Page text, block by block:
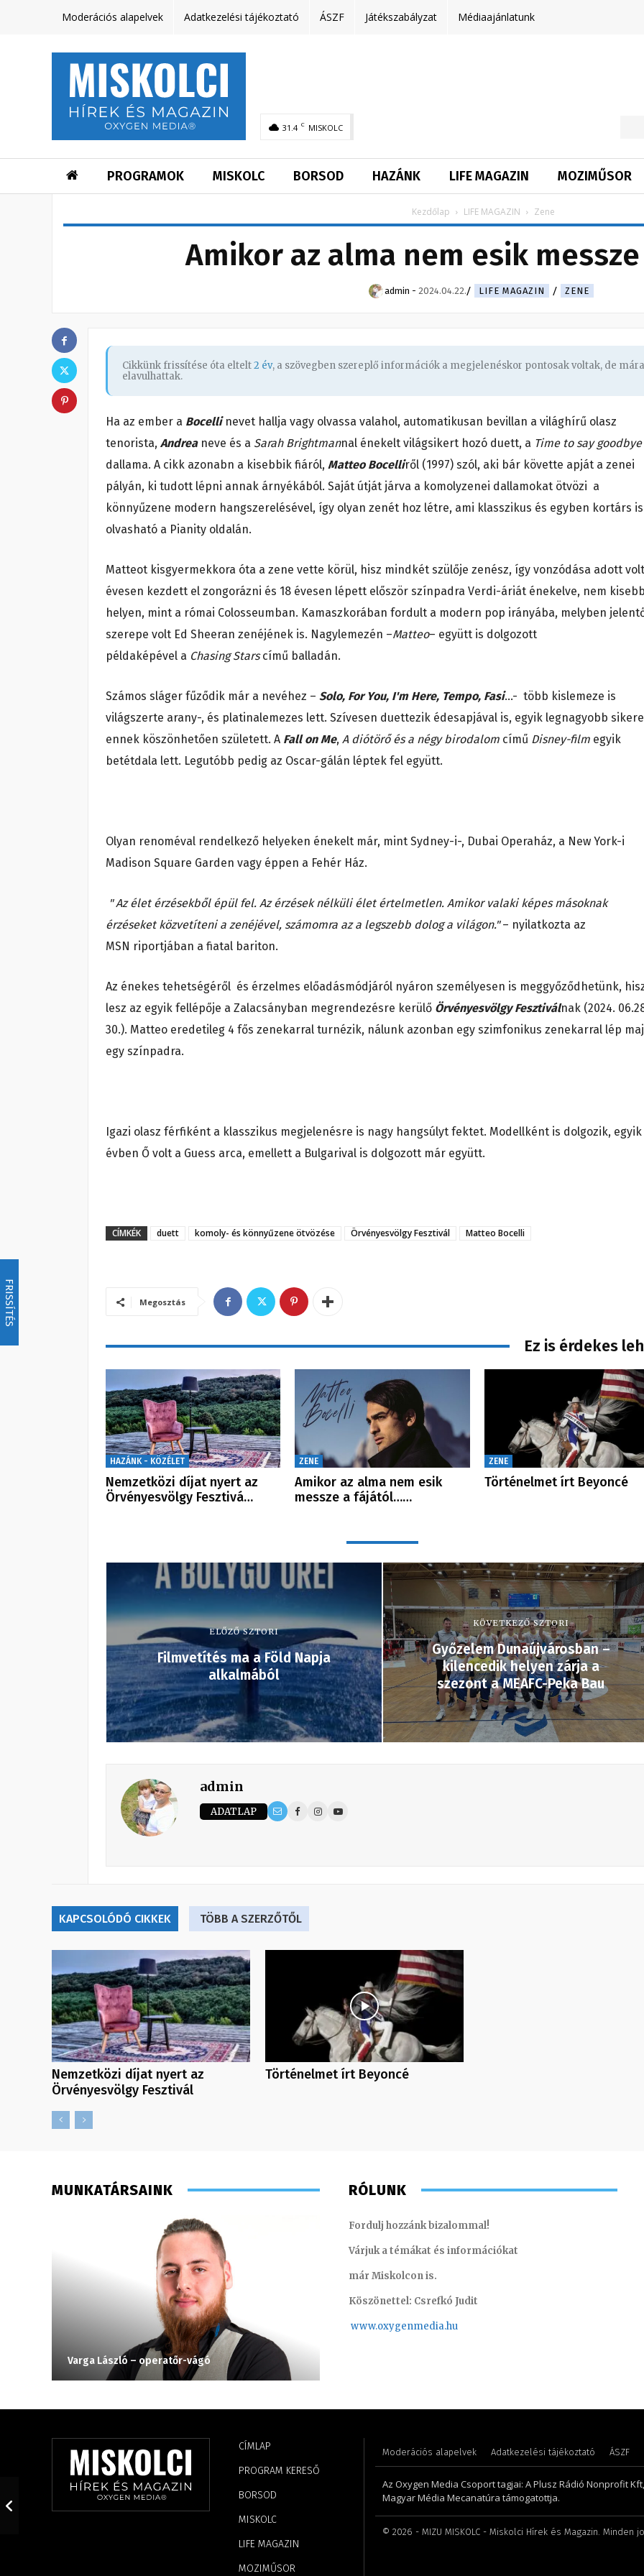
FRISSÍTÉS
Moderációs alapelvek Adatkezelési tájékoztató ÁSZF Játékszabályzat Médiaajánlatunk
31.4 C MISKOLC
PROGRAMOK MISKOLC BORSOD HAZÁNK LIFE MAGAZIN MOZIMŰSOR
Kezdőlap LIFE MAGAZIN Zene
Amikor az alma nem esik
admin - 2024.04.22. LIFE MAGAZIN ZENE
Cikkünk frissítése óta eltelt2 év, a szövegben szereplő információk a megjelenéskor pontosak voltak, de mára
elavulhattak.
Ha az ember a Bocellinevet hallja vagy olvassa valahol, automatikusan bevillan a világhírű olasz
tenorista, Andreaneve és a Sarah Brightmannal énekelt világsikert hozó duett, a Time to say goodbye
dallama. A cikk azonabn a kisebbik fiáról, Matteo Bocelliről (1997) szól, aki bár követte apját a zenei
pályán, ki tudott lépni annak árnyékából. Saját útját járva a komolyzenei dallamokat ötvözi a
könnyűzene modern hangszerelésével, így olyan zenét hoz létre, ami klasszikus és egyben kortárs
olvasható a Pianity oldalán.
Matteot kisgyermekkora óta a zene vette körül, hisz mindkét szülője zenész, így vonzódása adott
évesen kezdett el zongorázni és 18 évesen lépett először színpadra Verdi-áriát énekelve, nem kisebb
helyen, mint a római Colosseumban. Kamaszkorában fordult a modern pop irányába, melyben
szerepe volt Ed Sheeran zenéjének is. Nagylemezén –Matteo– együtt is dolgozott
példaképével a Chasing Starscímű balladán.
Számos sláger fűződik már a nevéhez – Solo, For You, I'm Here, Tempo, Fasi…- több kislemeze is
világszerte arany-, és platinalemezes lett. Szívesen duettezik édesapjával is, egyik legnagyobb
ennek köszönhetően született. A Fall on Me, A diótörő és a négy birodalom című Disney-film egyik
betétdala lett. Legutóbb pedig az Oscar-gálán léptek fel együtt.
Olyan renoméval rendelkező helyeken énekelt már, mint Sydney-i-, Dubai Operaház, a New York-i
Madison Square Garden vagy éppen a Fehér Ház.
" Az élet érzésekből épül fel. Az érzések nélküli élet értelmetlen. Amikor valaki képes másoknak
érzéseket közvetíteni a zenéjével, számomra az a legszebb dolog a világon."– nyilatkozta az
MSN riportjában a fiatal bariton.
Az énekes tehetségéről és érzelmes előadásmódjáról nyáron személyesen is meggyőződhetünk,
lesz az egyik fellépője a Zalacsányban megrendezésre kerülő Örvényesvölgy Fesztiválnak (2024.
30.). Matteo eredetileg 4 fős zenekarral turnézik, nálunk azonban egy szimfonikus zenekarral lép
egy színpadra.
Igazi olasz férfiként a klasszikus megjelenésre is nagy hangsúlyt fektet. Modellként is dolgozik, egyik
évben Ő volt a Guess arca, emellett a Bulgarival is dolgozott már együtt.
CÍMKÉK duett komoly- és könnyűzene ötvözése Örvényesvölgy Fesztivál Matteo Bocelli
Megosztás
Ez is érdekes
HAZÁNK - KÖZÉLET
Nemzetközi díjat nyert az
Örvényesvölgy Fesztivá…
ZENE
Amikor az alma nem esik
messze a fájától……
ZENE
Történelmet írt Beyoncé
ELŐZŐ SZTORI
Filmvetítés ma a Föld Napja
alkalmából
KÖVETKEZŐ SZTORI
Győzelem Dunaújvárosban –
kilencedik helyen zárja a
szezont a MEAFC-Peka Bau
admin
ADATLAP
KAPCSOLÓDÓ CIKKEK TÖBB A SZERZŐTŐL
Nemzetközi díjat nyert az
Örvényesvölgy Fesztivál
Történelmet írt Beyoncé
MUNKATÁRSAINK
Varga László – operatőr-vágó
RÓLUNK
Fordulj hozzánk bizalommal!
Várjuk a témákat és információkat
már Miskolcon is.
Köszönettel: Csrefkó Judit
www.oxygenmedia.hu
CÍMLAP
PROGRAM KERESŐ
BORSOD
MISKOLC
LIFE MAGAZIN
MOZIMŰSOR
Moderációs alapelvek Adatkezelési tájékoztató ÁSZF
Az Oxygen Media Csoport tagjai: A Plusz Rádió Nonprofit
Magyar Média Mecanatúra támogatottja.
© 2026 - MIZU MISKOLC - Miskolci Hírek és Magazin. Minden